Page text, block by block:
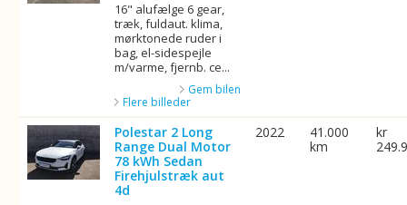
16" alufælge 6 gear,
træk, fuldaut. klima,
mørktonede ruder i
bag, el-sidespejle
m/varme, fjernb. ce...
Gem bilen
Flere billeder
Polestar 2 Long
Range Dual Motor
78 kWh Sedan
Firehjulstræk aut
4d
2022
41.000
km
kr